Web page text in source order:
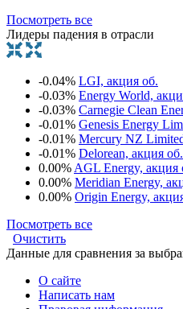
Посмотреть все
Лидеры падения в отрасли
-0.04% LGI, акция об.
-0.03% Energy World,
-0.03% Carnegie Clean
-0.01% Genesis Energy
-0.01% Mercury NZ
-0.01% Delorean, акция об.
0.00% AGL Energy, акция
0.00% Meridian Energy,
0.00% Origin Energy,
Посмотреть все
Очистить
Данные для сравнения за
О сайте
Написать нам